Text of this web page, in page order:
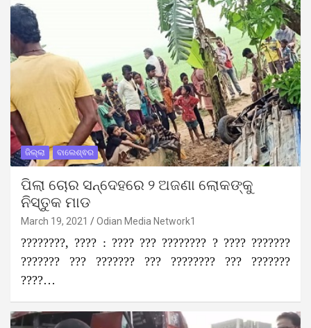
ଜିଲ୍ଲା ବାଲେଶ୍ଵର
ପିଲା ଚୋର ସନ୍ଦେହରେ ୨ ଅଜଣା ଲୋକଙ୍କୁ
ନିସ୍ତୁକ ମାଡ
March 19, 2021 Odian Media Network1
????????, ???? : ???? ??? ???????? ? ???? ???????
??????? ??? ??????? ??? ???????? ??? ???????
????…